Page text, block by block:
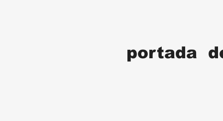
portada